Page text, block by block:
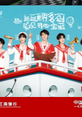
(2)
(2)
(2)
为华为智慧屏Mate